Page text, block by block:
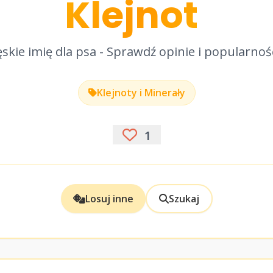
Klejnot
imię dla psa - Sprawdź opinie i
Klejnoty i Minerały
1
Losuj inne Szukaj